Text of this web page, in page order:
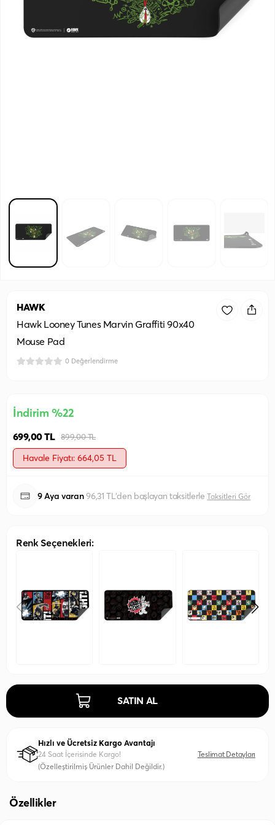
HAWK
Hawk Looney Tunes Marvin Graffiti 90x40
Mouse Pad
0 Değerlendirme
İndirim %22
699,00 TL 899,00 TL
Havale Fiyatı: 664,05 TL
9 Aya varan96,31 TL'den başlayan taksitlerleTaksitleri Gör
Renk Seçenekleri:
SATIN AL
Hızlı ve Ücretsiz Kargo Avantajı
24 Saat İçerisinde Kargo!
(Özelleştirilmiş Ürünler Dahil Değildir.)
Teslimat Detayları
Özellikler